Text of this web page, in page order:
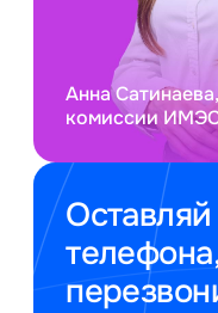
Анна
комиссии